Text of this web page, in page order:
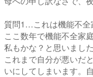
質問1…これは機能不全
ここ数年で機能不全家
私もかな？と思いました
これまで自分が悪いだ
いにしてしまいます。